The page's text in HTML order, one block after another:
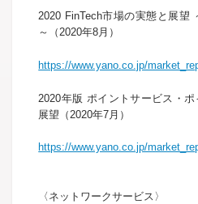
2020 FinTech市場の実態と展望
～（2020年8月）
https://www.yano.co.jp/
2020年版 ポイントサービス・
展望（2020年7月）
https://www.yano.co.jp/
〈ネットワークサービス〉